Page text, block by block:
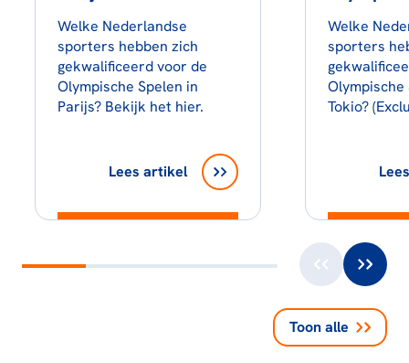
Welke Nederlandse
sporters hebben zich
gekwalificeerd voor de
Olympische Spelen in
Parijs? Bekijk het hier.
Lees artikel
Welke
sporters
Olympische
Tokio?
Toon alle